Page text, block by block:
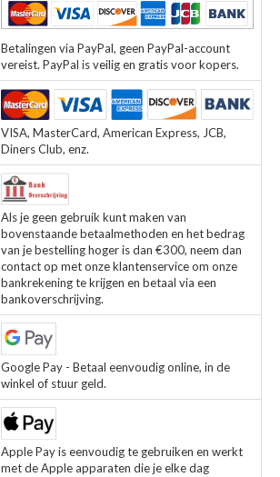
Betalingen via PayPal, geen PayPal-account
vereist. PayPal is veilig en gratis voor kopers.
VISA, MasterCard, American Express, JCB,
Diners Club, enz.
Als je geen gebruik kunt maken van
bovenstaande betaalmethoden en het bedrag
van je bestelling hoger is dan €300, neem dan
contact op met onze klantenservice om onze
bankrekening te krijgen en betaal via een
bankoverschrijving.
Google Pay - Betaal eenvoudig online, in de
winkel of stuur geld.
Apple Pay is eenvoudig te gebruiken en werkt
met de Apple apparaten die je elke dag